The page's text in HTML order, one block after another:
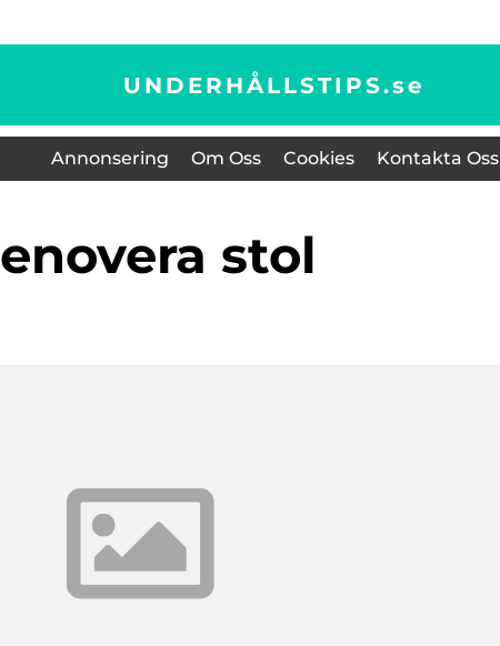
UNDERHÅLLSTIPS.se
Annonsering Om Oss Cookies Kontakta Oss
Renovera stol